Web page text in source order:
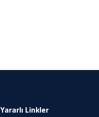
Yararlı Linkler